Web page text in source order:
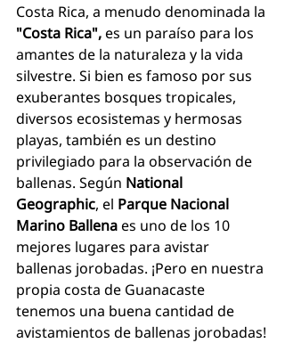
Costa Rica, a menudo denominada la
"Costa Rica", es un paraíso para los
amantes de la naturaleza y la vida
silvestre. Si bien es famoso por sus
exuberantes bosques tropicales,
diversos ecosistemas y hermosas
playas, también es un destino
privilegiado para la observación de
ballenas. Según National
Geographic, el Parque Nacional
Marino Ballena es uno de los 10
mejores lugares para avistar
ballenas jorobadas. ¡Pero en nuestra
propia costa de Guanacaste
tenemos una buena cantidad de
avistamientos de ballenas jorobadas!